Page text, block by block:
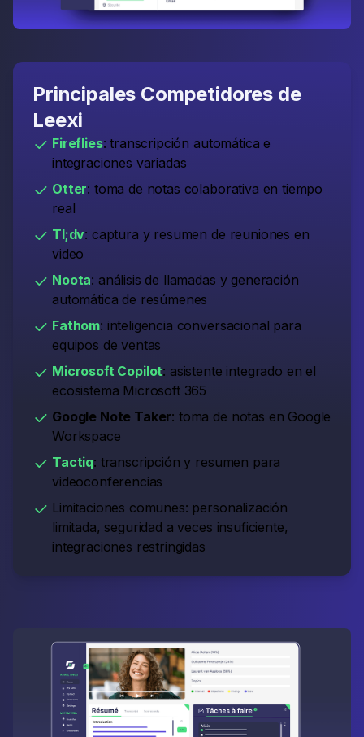
Principales Competidores de
Leexi
Fireflies: transcripción automática e
integraciones variadas
Otter: toma de notas colaborativa en tiempo
real
Tl;dv: captura y resumen de reuniones en
video
Noota: análisis de llamadas y generación
automática de resúmenes
Fathom: inteligencia conversacional para
equipos de ventas
Microsoft Copilot: asistente integrado en el
ecosistema Microsoft 365
Google Note Taker: toma de notas en Google
Workspace
Tactiq: transcripción y resumen para
videoconferencias
Limitaciones comunes: personalización
limitada, seguridad a veces insuficiente,
integraciones restringidas